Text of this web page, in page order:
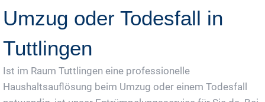
Umzug oder Todesfall in
Tuttlingen
Ist im Raum Tuttlingen eine professionelle
Haushaltsauflösung beim Umzug oder einem Todesfall